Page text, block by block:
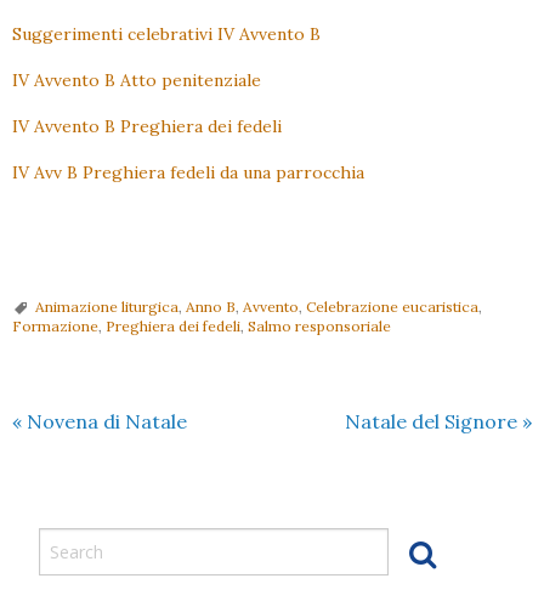
Suggerimenti celebrativi IV Avvento B
IV Avvento B Atto penitenziale
IV Avvento B Preghiera dei fedeli
IV Avv B Preghiera fedeli da una parrocchia
Animazione liturgica Anno B Avvento Celebrazione eucaristica
Formazione Preghiera dei fedeli Salmo responsoriale
« Novena di Natale Natale del Signore »